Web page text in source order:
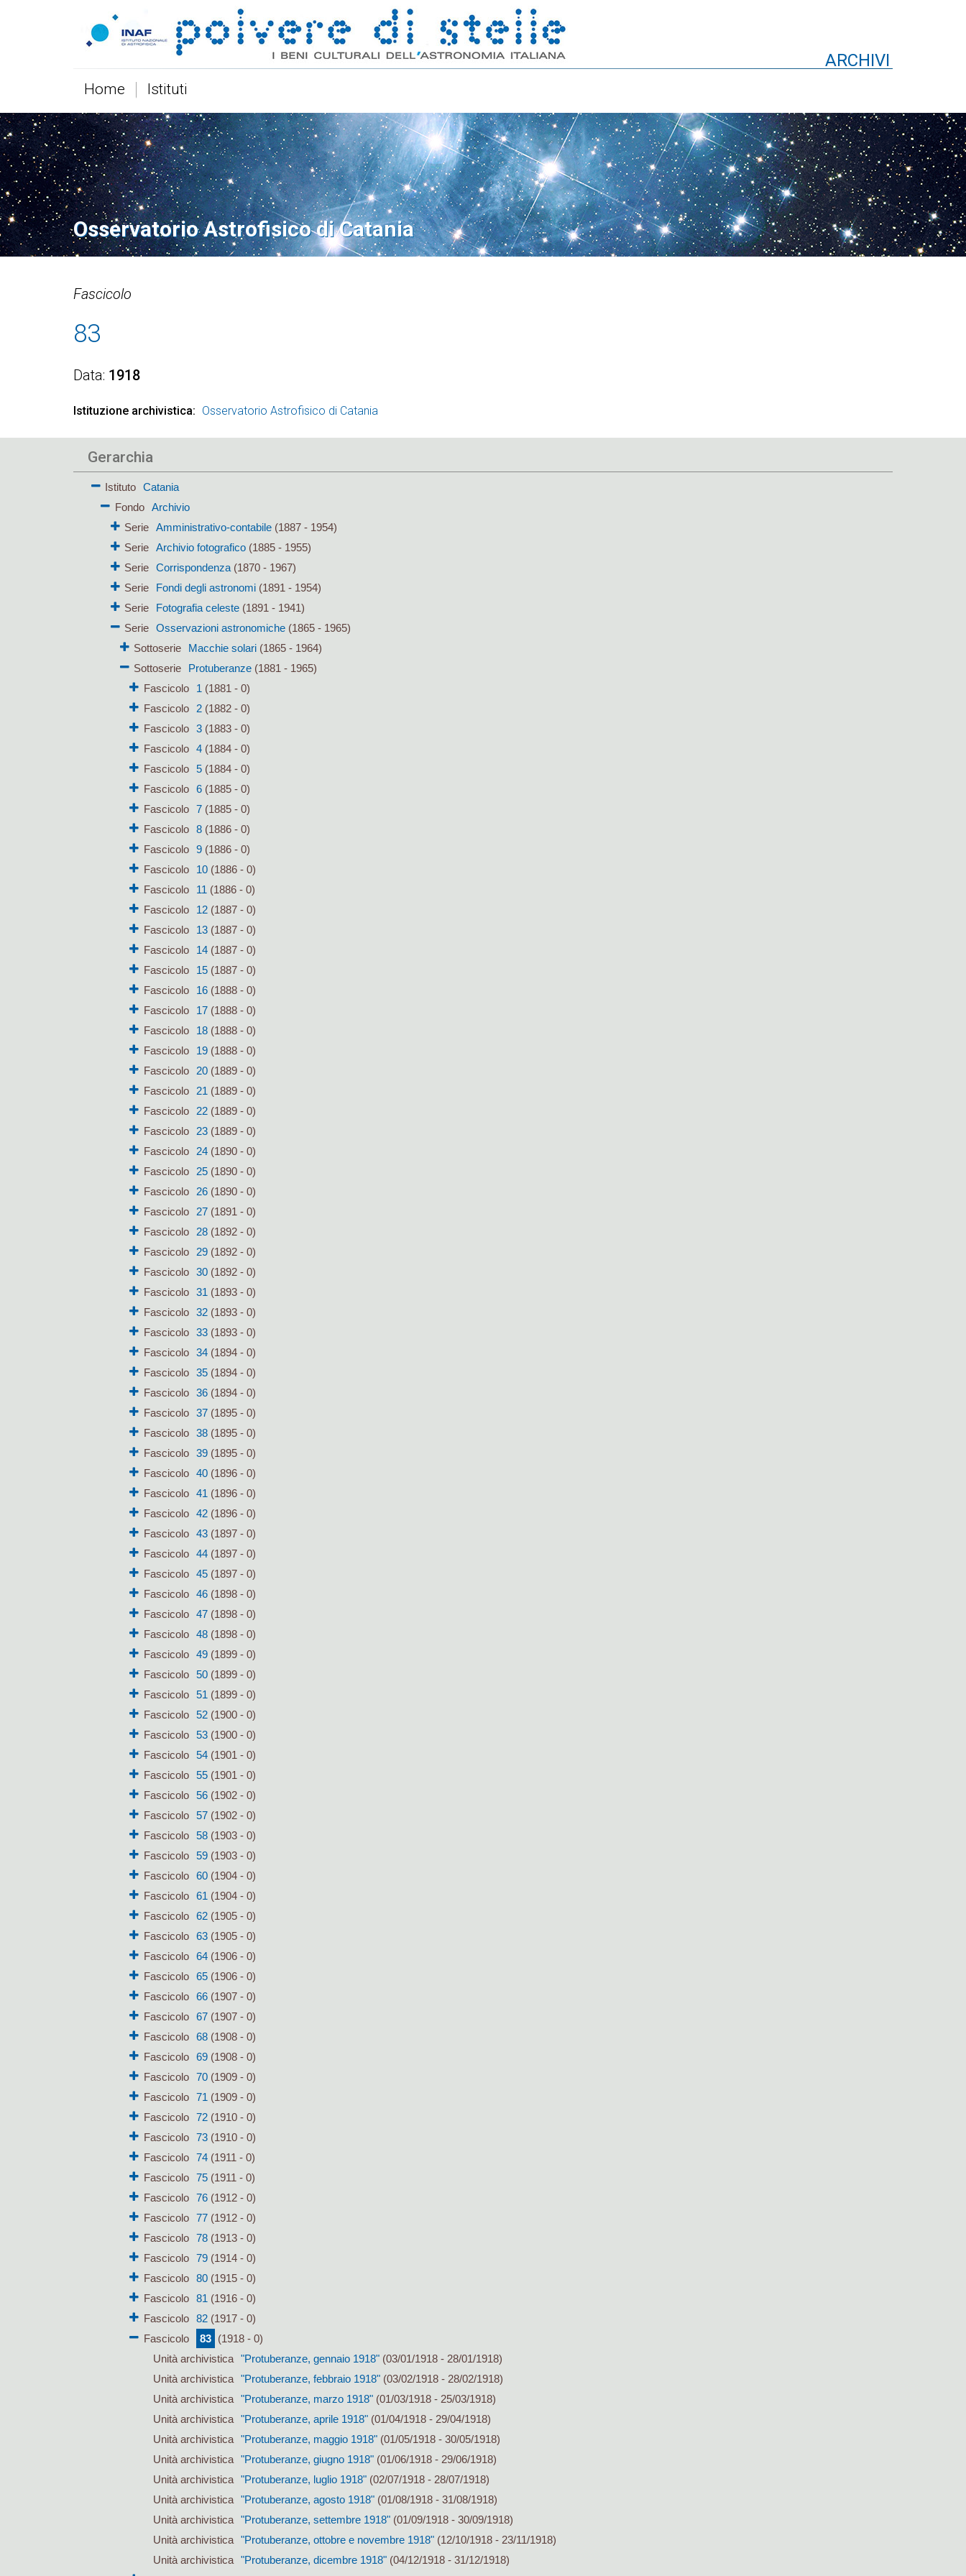
ARCHIVI
Home Istituti
Osservatorio Astrofisico di Catania
Fascicolo
83
Data 1918
Istituzione archivistica Osservatorio Astrofisico di Catania
Gerarchia
Istituto
Catania
Fondo
Archivio
Serie Amministrativo-contabile(1887 - 1954)
Serie Archivio fotografico(1885 - 1955)
Serie Corrispondenza(1870 - 1967)
Serie
Fondi degli astronomi(1891 - 1954)
Serie
Fotografia celeste(1891 - 1941)
Serie Osservazioni astronomiche(1865 - 1965)
Sottoserie
Macchie solari (1865 - 1964)
Sottoserie
Protuberanze (1881 - 1965)
Fascicolo
1 (1881 - 0)
Fascicolo
2(1882 - 0)
Fascicolo
3(1883 - 0)
Fascicolo
4(1884 - 0)
Fascicolo
5(1884 - 0)
Fascicolo
6(1885 - 0)
Fascicolo
7(1885 - 0)
Fascicolo
8(1886 - 0)
Fascicolo
9(1886 - 0)
Fascicolo
10(1886 - 0)
Fascicolo
11 (1886 - 0)
Fascicolo
12(1887 - 0)
Fascicolo
13(1887 - 0)
Fascicolo
14(1887 - 0)
Fascicolo
15(1887 - 0)
Fascicolo
16(1888 - 0)
Fascicolo
17(1888 - 0)
Fascicolo
18(1888 - 0)
Fascicolo
19(1888 - 0)
Fascicolo
20(1889 - 0)
Fascicolo
21 (1889 - 0)
Fascicolo
22(1889 - 0)
Fascicolo
23(1889 - 0)
Fascicolo
24(1890 - 0)
Fascicolo
25(1890 - 0)
Fascicolo
26(1890 - 0)
Fascicolo
27(1891 - 0)
Fascicolo
28(1892 - 0)
Fascicolo
29(1892 - 0)
Fascicolo
30(1892 - 0)
Fascicolo
31 (1893 - 0)
Fascicolo
32(1893 - 0)
Fascicolo
33(1893 - 0)
Fascicolo
34(1894 - 0)
Fascicolo
35(1894 - 0)
Fascicolo
36(1894 - 0)
Fascicolo
37(1895 - 0)
Fascicolo
38(1895 - 0)
Fascicolo
39(1895 - 0)
Fascicolo
40(1896 - 0)
Fascicolo
41 (1896 - 0)
Fascicolo
42(1896 - 0)
Fascicolo
43(1897 - 0)
Fascicolo
44(1897 - 0)
Fascicolo
45(1897 - 0)
Fascicolo
46(1898 - 0)
Fascicolo
47(1898 - 0)
Fascicolo
48(1898 - 0)
Fascicolo
49(1899 - 0)
Fascicolo
50(1899 - 0)
Fascicolo
51 (1899 - 0)
Fascicolo
52(1900 - 0)
Fascicolo
53(1900 - 0)
Fascicolo
54(1901 - 0)
Fascicolo
55(1901 - 0)
Fascicolo
56(1902 - 0)
Fascicolo
57(1902 - 0)
Fascicolo
58(1903 - 0)
Fascicolo
59(1903 - 0)
Fascicolo
60(1904 - 0)
Fascicolo
61 (1904 - 0)
Fascicolo
62(1905 - 0)
Fascicolo
63(1905 - 0)
Fascicolo
64(1906 - 0)
Fascicolo
65(1906 - 0)
Fascicolo
66(1907 - 0)
Fascicolo
67(1907 - 0)
Fascicolo
68(1908 - 0)
Fascicolo
69(1908 - 0)
Fascicolo
70(1909 - 0)
Fascicolo
71 (1909 - 0)
Fascicolo
72(1910 - 0)
Fascicolo
73(1910 - 0)
Fascicolo
74(1911 - 0)
Fascicolo
75(1911 - 0)
Fascicolo
76(1912 - 0)
Fascicolo
77(1912 - 0)
Fascicolo
78(1913 - 0)
Fascicolo
79(1914 - 0)
Fascicolo
80(1915 - 0)
Fascicolo
81 (1916 - 0)
Fascicolo
82(1917 - 0)
Fascicolo
83
(1918 - 0)
Unità archivistica "Protuberanze, gennaio 1918"(03/01/1918 - 28/01/1918)
Unità archivistica "Protuberanze, febbraio 1918"(03/02/1918 - 28/02/1918)
Unità archivistica "Protuberanze, marzo 1918"(01/03/1918 - 25/03/1918)
Unità archivistica "Protuberanze, aprile 1918"(01/04/1918 - 29/04/1918)
Unità archivistica "Protuberanze, maggio 1918"(01/05/1918 - 30/05/1918)
Unità archivistica "Protuberanze, giugno 1918"(01/06/1918 - 29/06/1918)
Unità archivistica "Protuberanze, luglio 1918"(02/07/1918 - 28/07/1918)
Unità archivistica "Protuberanze, agosto 1918"(01/08/1918 - 31/08/1918)
Unità archivistica "Protuberanze, settembre 1918"(01/09/1918 - 30/09/1918)
Unità archivistica "Protuberanze, ottobre e novembre 1918"(12/10/1918 - 23/11/1918)
Unità archivistica "Protuberanze, dicembre 1918"(04/12/1918 - 31/12/1918)